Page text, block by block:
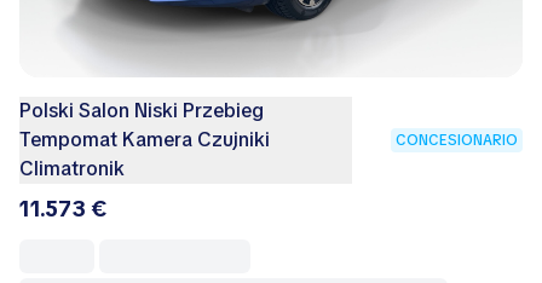
Polski Salon Niski Przebieg
Tempomat Kamera Czujniki
Climatronik
CONCESIONARIO
11.573 €